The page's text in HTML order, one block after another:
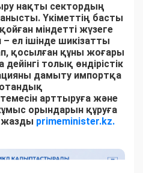
нақты сектордың
Үкіметтің басты
міндетті жүзеге
ел ішінде шикізатты
қосылған құны жоғары
толық өндірістік
дамыту импортқа
отандық
арттыруға және
орындарын құруға
жазды primeminister.kz.